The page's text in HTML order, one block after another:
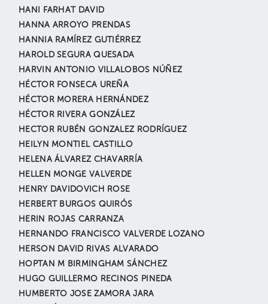
HANI FARHAT DAVID
HANNA ARROYO PRENDAS
HANNIA RAMÍREZ GUTIÉRREZ
HAROLD SEGURA QUESADA
HARVIN ANTONIO VILLALOBOS NÚÑEZ
HÉCTOR FONSECA UREÑA
HÉCTOR MORERA HERNÁNDEZ
HÉCTOR RIVERA GONZÁLEZ
HECTOR RUBÉN GONZALEZ RODRÍGUEZ
HEILYN MONTIEL CASTILLO
HELENA ÁLVAREZ CHAVARRÍA
HELLEN MONGE VALVERDE
HENRY DAVIDOVICH ROSE
HERBERT BURGOS QUIRÓS
HERIN ROJAS CARRANZA
HERNANDO FRANCISCO VALVERDE LOZANO
HERSON DAVID RIVAS ALVARADO
HOPTAN M BIRMINGHAM SÁNCHEZ
HUGO GUILLERMO RECINOS PINEDA
HUMBERTO JOSE ZAMORA JARA